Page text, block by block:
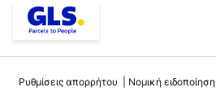
Ρυθμίσεις απορρήτου Νομική ειδοποίηση